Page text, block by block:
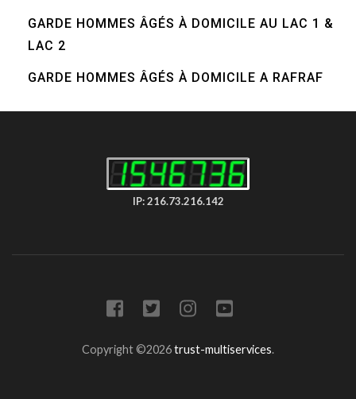
GARDE HOMMES ÂGÉS À DOMICILE AU LAC 1 &
LAC 2
GARDE HOMMES ÂGÉS À DOMICILE A RAFRAF
IP: 216.73.216.142
Copyright ©2026trust-multiservices.